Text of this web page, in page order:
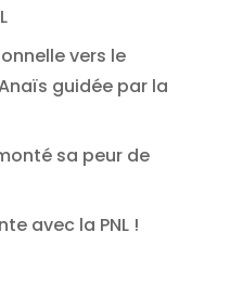
vers le
guidée par la
sa peur de
avec la PNL !